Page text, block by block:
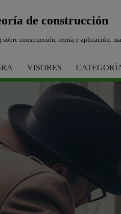
de construcción
sobre construcción, teoría y aplicación:
VISORES